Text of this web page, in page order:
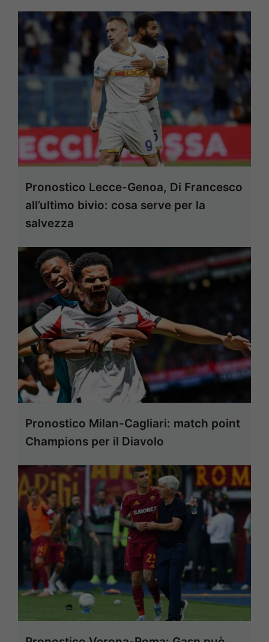
Pronostico Lecce-Genoa, Di Francesco
all’ultimo bivio: cosa serve per la
salvezza
Pronostico Milan-Cagliari: match point
Champions per il Diavolo